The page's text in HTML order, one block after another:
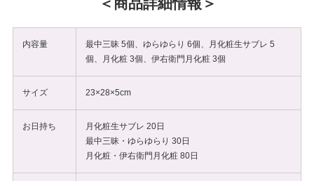
内容量
最中三昧 5個、ゆらゆらり 6個、月化粧生サブレ 5
個、月化粧 3個、伊右衛門月化粧 3個
サイズ 23×28×5cm
お日持ち
月化粧生サブレ 20日
最中三昧・ゆらゆらり 30日
月化粧・伊右衛門月化粧 80日